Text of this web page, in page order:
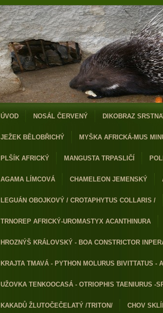
ÚVOD NOSÁL ČERVENÝ DIKOBRAZ
JEŽEK BĚLOBŘICHÝ MYŠKA AFRICKÁ-MUS
PLŠÍK AFRICKÝ MANGUSTA TRPASLIČÍ
AGAMA LÍMCOVÁ CHAMELEON JEMENSKÝ
LEGUÁN OBOJKOVÝ / CROTAPHYTUS COLLARIS /
TRNOREP AFRICKÝ-UROMASTYX ACANTHINURA
HROZNÝŠ KRÁLOVSKÝ - BOA CONSTRICTOR
KRAJTA TMAVÁ - PYTHON MOLURUS BIVITTATUS -
UŽOVKA TENKOOCASÁ - OTRIOPHIS TAENIURUS -
KAKADŮ ŽLUTOČEČELATÝ /TRITON/ CHOV